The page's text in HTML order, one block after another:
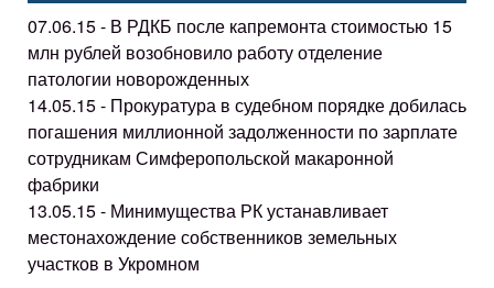
07.06.15 - В РДКБ после капремонта стоимостью 15
млн рублей возобновило работу отделение
патологии новорожденных
14.05.15 - Прокуратура в судебном порядке добилась
погашения миллионной задолженности по зарплате
сотрудникам Симферопольской макаронной
фабрики
13.05.15 - Минимущества РК устанавливает
местонахождение собственников земельных
участков в Укромном